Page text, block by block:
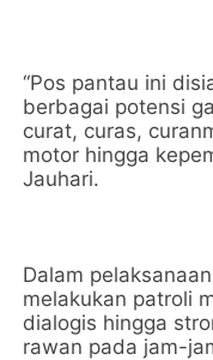
“Pos pantau ini
berbagai potensi
curat, curas,
motor hingga
Jauhari.
Dalam
melakukan patroli
dialogis hingga
rawan pada jam-